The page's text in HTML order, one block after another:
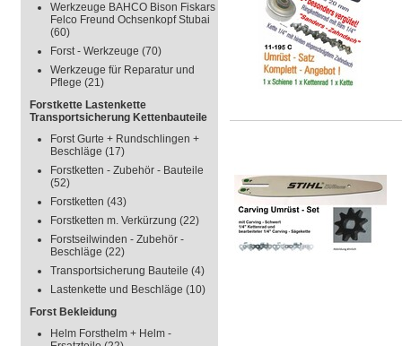
Werkzeuge BAHCO Bison Fiskars
Felco Freund Ochsenkopf Stubai
(60)
Forst - Werkzeuge (70)
Werkzeuge für Reparatur und
Pflege (21)
Forstkette Lastenkette
Transportsicherung Kettenbauteile
Forst Gurte + Rundschlingen +
Beschläge (17)
Forstketten - Zubehör - Bauteile
(52)
Forstketten (43)
Forstketten m. Verkürzung (22)
Forstseilwinden - Zubehör -
Beschläge (22)
Transportsicherung Bauteile (4)
Lastenkette und Beschläge (10)
Forst Bekleidung
Helm Forsthelm + Helm -